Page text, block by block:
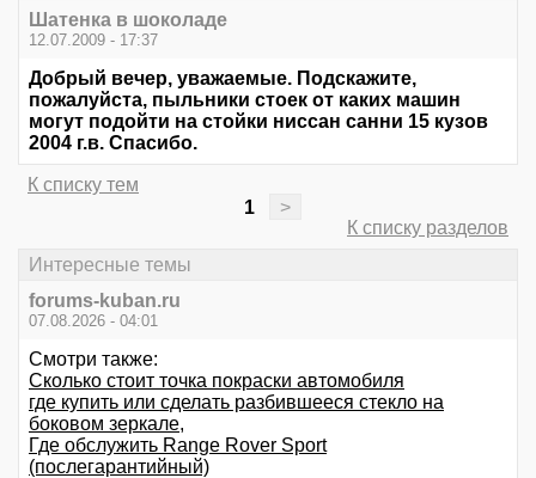
Шатенка в шоколаде
12.07.2009 - 17:37
Добрый вечер, уважаемые. Подскажите,
пожалуйста, пыльники стоек от каких машин
могут подойти на стойки ниссан санни 15 кузов
2004 г.в. Спасибо.
К списку тем
1
>
К списку разделов
Интересные темы
forums-kuban.ru
07.08.2026 - 04:01
Смотри также:
Сколько стоит точка покраски автомобиля
где купить или сделать разбившееся стекло на
боковом зеркале,
Где обслужить Range Rover Sport
(послегарантийный)